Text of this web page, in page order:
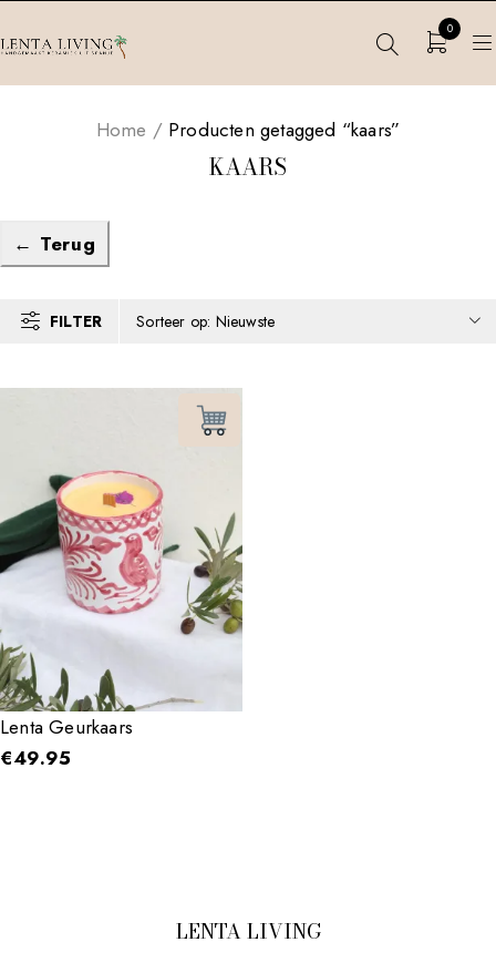
0
KAARS
Home / Producten getagged “kaars”
← Terug
FILTER Sorteer op: Nieuwste
Lenta Geurkaars
€49.95
LENTA LIVING